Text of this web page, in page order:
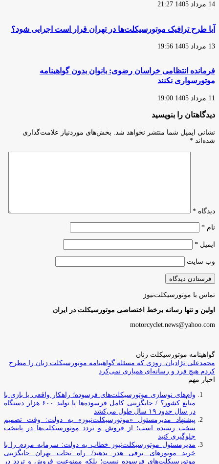
14 مرداد 1405 21:27
آیا طرح ترافیک موتورسیکلت‌ها در تهران قرار است اجرایی شود؟
13 مرداد 1405 19:56
فرمانده انتظامی خراسان رضوی: بانوان بدون گواهینامه
موتورسواری نکنند
11 مرداد 1405 19:00
دیدگاهتان را بنویسید
نشانی ایمیل شما منتشر نخواهد شد.
بخش‌های موردنیاز علامت‌گذاری
شده‌اند *
دیدگاه *
نام *
ایمیل *
وب‌ سایت
تماس با موتورسیکلت‌نیوز
اولین و تنها رسانه برخط اختصاصی موتورسیکلت در ایران
motorcyclet.news@yahoo.com
گواهینامه موتورسیکلت زنان
محمدعلی نژادیان: روزی که مسئله گواهینامه موتورسیکلت زنان را مطرح
کردم هیچ فرد و رسانه‌ای همیاری نمی‌کرد
اخبار مهم
وام‌های نوسازی موتورسیکلت‌های فرسوده؛ راهکار واقعی یا بازی با
منابع کشور؟ / جایگزینی کامل فرسوده‌ها با تولید ۶۰۰ هزار دستگاه
در سال حدود ۱۹ سال طول می‌کشد
پیشنهاد مدیرمسئول «موتورسیکلت‌نیوز» به دولت: وقت تصمیم
سخت رسیده است؛ از فروش و تردد موتورسیکلت‌ها در پایتخت
جلوگیری کنید
مدیرمسئول موتورسیکلت‌نیوز خطاب به دولت: سرمایه مردم را با
خرید موتورهای برقی هدر ندهید/ راه نجات تهران جایگزینی
موتورسیکلت‌های فرسوده نیست؛ بلکه ممنوعیت فروش و تردد در